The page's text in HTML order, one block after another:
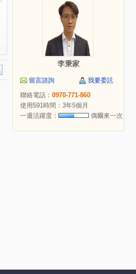
李秉家
留言諮詢
我要委託
聯絡電話： 0970-771-860
使用591時間：3年5個月
一週活躍度：
偶爾來一次